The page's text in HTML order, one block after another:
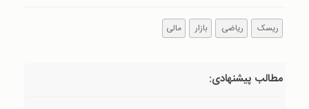
ریسک ریاضی بازار مالی
مطالب پیشنهادی: